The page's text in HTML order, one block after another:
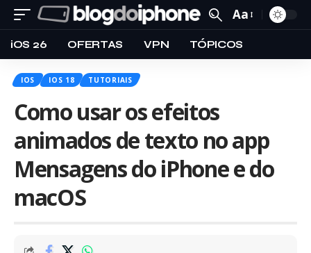
Aa
iOS 26 OFERTAS VPN TÓPICOS
IOS IOS 18 TUTORIAIS
Como usar os efeitos
animados de texto no app
Mensagens do iPhone e do
macOS